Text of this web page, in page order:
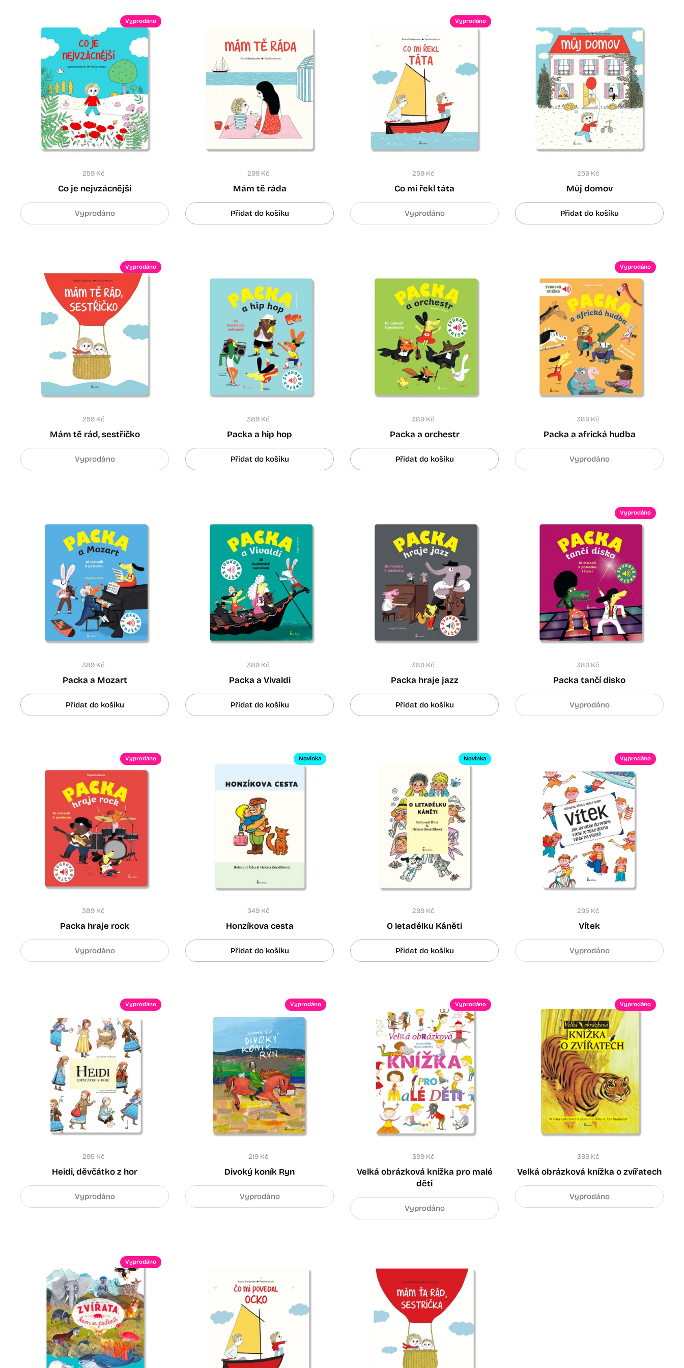
259 Kč
Co je nejvzácnější
Vyprodáno
Vyprodáno
299 Kč
Mám tě ráda
Přidat do košíku
259 Kč
Co mi řekl táta
Vyprodáno
Vyprodáno
259 Kč
Můj domov
Přidat do košíku
259 Kč
Mám tě rád, sestřičko
Vyprodáno
Vyprodáno
389 Kč
Packa a hip hop
Přidat do košíku
389 Kč
Packa a orchestr
Přidat do košíku
389 Kč
Packa a africká hudba
Vyprodáno
Vyprodáno
389 Kč
Packa a Mozart
Přidat do košíku
389 Kč
Packa a Vivaldi
Přidat do košíku
389 Kč
Packa hraje jazz
Přidat do košíku
389 Kč
Packa tančí disko
Vyprodáno
Vyprodáno
389 Kč
Packa hraje rock
Vyprodáno
Vyprodáno
349 Kč
Honzíkova cesta
Přidat do košíku
Novinka
299 Kč
O letadélku Káněti
Přidat do košíku
Novinka
295 Kč
Vítek
Vyprodáno
Vyprodáno
295 Kč
Heidi, děvčátko z hor
Vyprodáno
Vyprodáno
219 Kč
Divoký koník Ryn
Vyprodáno
Vyprodáno
399 Kč
Velká obrázková knížka pro malé
děti
Vyprodáno
Vyprodáno
399 Kč
Velká obrázková knížka o zvířatech
Vyprodáno
Vyprodáno
Vyprodáno